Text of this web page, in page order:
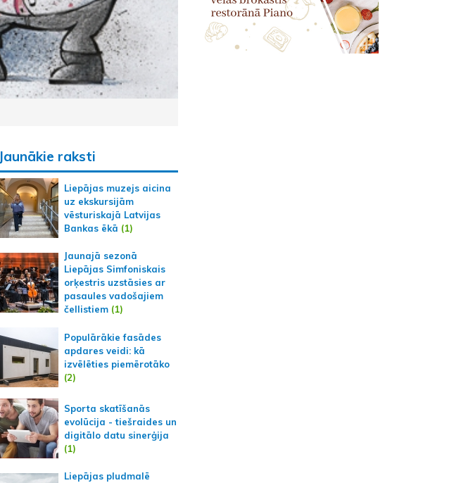
Jaunākie raksti
Liepājas muzejs aicina
uz ekskursijām
vēsturiskajā Latvijas
Bankas ēkā (1)
Jaunajā sezonā
Liepājas Simfoniskais
orķestris uzstāsies ar
pasaules vadošajiem
čellistiem(1)
Populārākie fasādes
apdares veidi: kā
izvēlēties piemērotāko
(2)
Sporta skatīšanās
evolūcija - tiešraides un
digitālo datu sinerģija
(1)
Liepājas pludmalē